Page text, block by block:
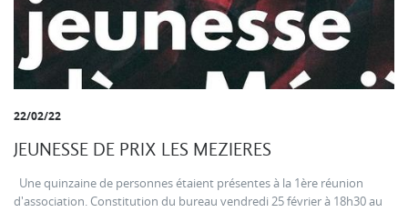
22/02/22
JEUNESSE DE PRIX LES MEZIERES
Une quinzaine de personnes étaient présentes à la 1ère réunion
d'association. Constitution du bureau vendredi 25 février à 18h30 au